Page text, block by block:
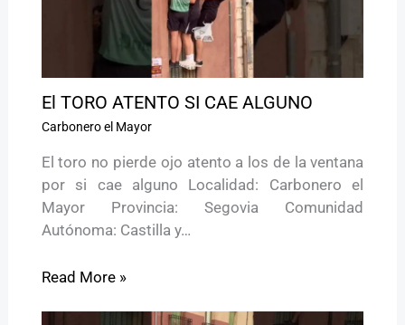
El TORO ATENTO SI CAE ALGUNO
Carbonero el Mayor
El toro no pierde ojo atento a los de la ventana
por si cae alguno Localidad: Carbonero el
Mayor Provincia: Segovia Comunidad
Autónoma: Castilla y…
Read More »